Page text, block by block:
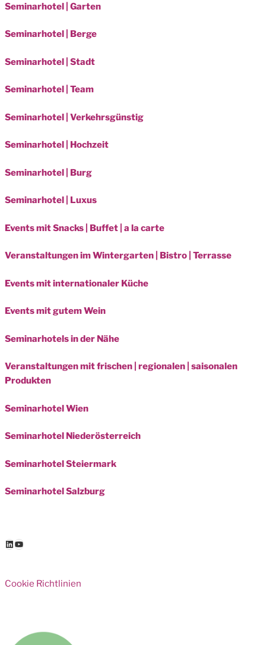
Seminarhotel | Garten
Seminarhotel | Berge
Seminarhotel | Stadt
Seminarhotel | Team
Seminarhotel | Verkehrsgünstig
Seminarhotel | Hochzeit
Seminarhotel | Burg
Seminarhotel | Luxus
Events mit Snacks | Buffet | a la carte
Veranstaltungen im Wintergarten | Bistro | Terrasse
Events mit internationaler Küche
Events mit gutem Wein
Seminarhotels in der Nähe
Veranstaltungen mit frischen | regionalen | saisonalen
Produkten
Seminarhotel Wien
Seminarhotel Niederösterreich
Seminarhotel Steiermark
Seminarhotel Salzburg
LinkedIn
YouTube
Cookie Richtlinien